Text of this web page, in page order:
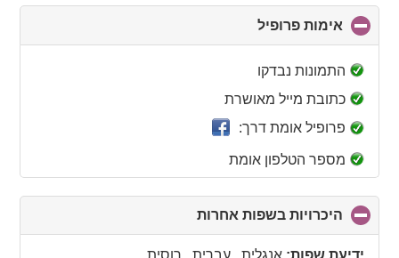
אימות פרופיל
to
התמונות נבדקו
כתובת מייל מאושרת
פרופיל אומת דרך:
מספר הטלפון אומת
היכרויות בשפות אחרות
to
collapse